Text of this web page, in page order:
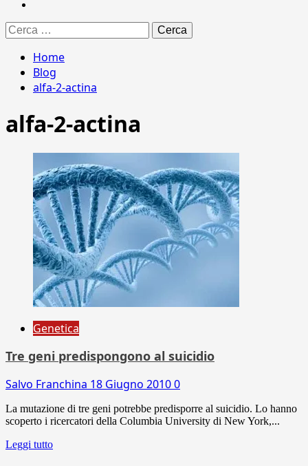
Ricerca
per:
Home
Blog
alfa-2-actina
alfa-2-actina
Genetica
Tre geni predispongono al suicidio
Salvo Franchina 18 Giugno 20100
La mutazione di tre geni potrebbe predisporre al suicidio. Lo hanno
scoperto i ricercatori della Columbia University di New York,...
Leggi tutto